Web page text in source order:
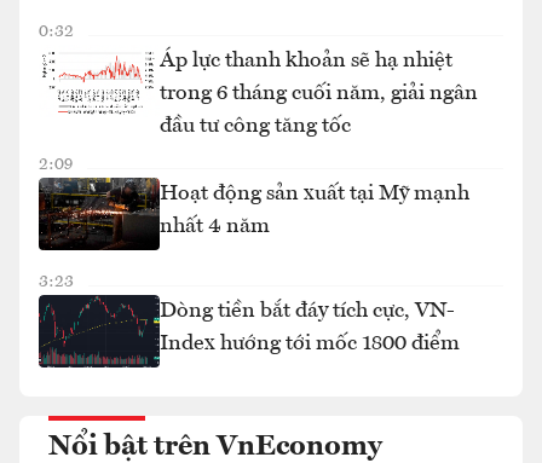
0:32
Áp lực thanh khoản sẽ hạ nhiệt
trong 6 tháng cuối năm, giải ngân
đầu tư công tăng tốc
2:09
Hoạt động sản xuất tại Mỹ mạnh
nhất 4 năm
3:23
Dòng tiền bắt đáy tích cực, VN-
Index hướng tới mốc 1800 điểm
Nổi bật trên VnEconomy